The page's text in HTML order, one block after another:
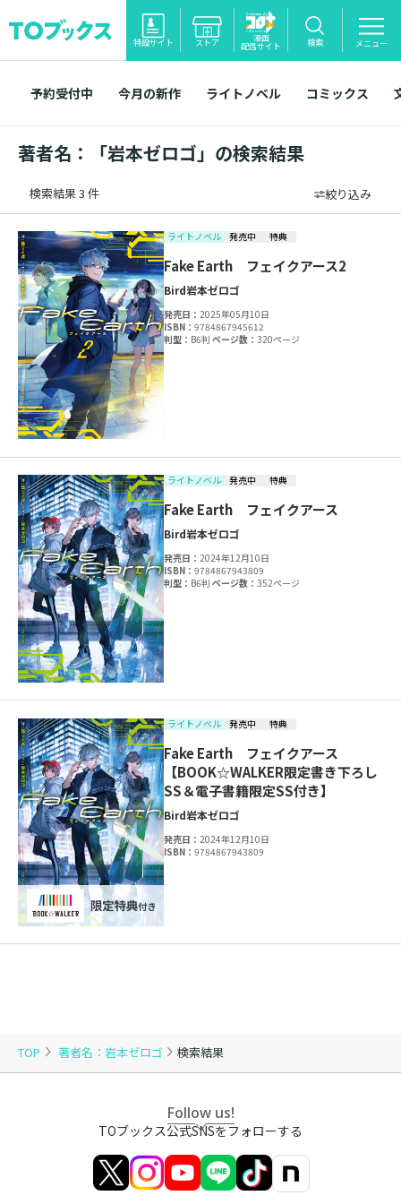
特設サイト ストア 漫画
配信サイト 検索 メニュー
予約受付中 今月の新作 ライトノベル コミックス
TOP 著者名：岩本ゼロゴ 検索結果
著者名：「岩本ゼロゴ」の検索結果
検索結果 3 件 絞り込み
ライトノベル 発売中 特典
Fake Earth フェイクアース2
Bird岩本ゼロゴ
発売日：2025年05月10日
ISBN：9784867945612
判型： B6判ページ数：320ページ
ライトノベル 発売中 特典
Fake Earth フェイクアース
Bird岩本ゼロゴ
発売日：2024年12月10日
ISBN：9784867943809
判型： B6判ページ数：352ページ
ライトノベル 発売中 特典
Fake Earth フェイクアース
【BOOK☆WALKER限定書き下ろし
SS＆電子書籍限定SS付き】
Bird岩本ゼロゴ
発売日：2024年12月10日
ISBN：9784867943809
Follow us!
TOブックス公式SNSをフォローする